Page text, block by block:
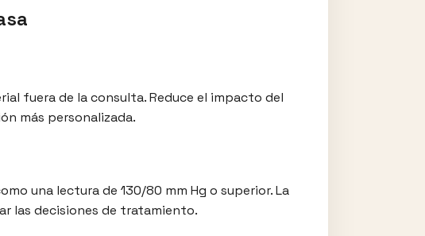
fuera de la consulta. Reduce el impacto del
más personalizada.
una lectura de 130/80 mm Hg o superior. La
las decisiones de tratamiento.